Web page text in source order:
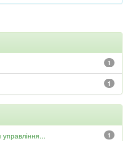
1
1
1
управління...